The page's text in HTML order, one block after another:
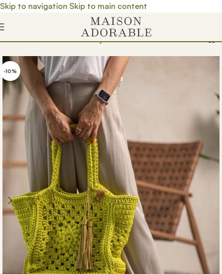
Skip to navigation Skip to main content
/ Proizvedeno u Srbiji/ Brendovi/ Kiara de.zen
-10%